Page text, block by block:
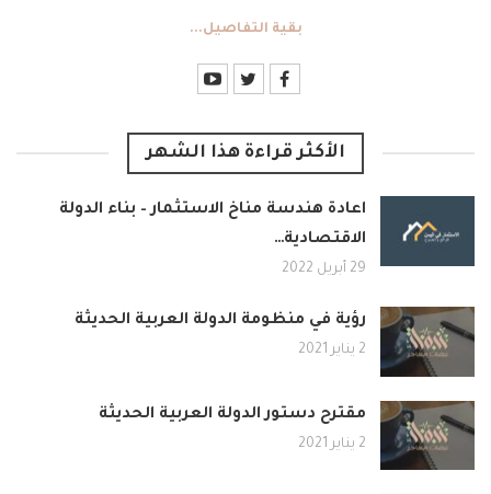
بقية التفاصيل...
الأكثر قراءة هذا الشهر
اعادة هندسة مناخ الاستثمار – بناء الدولة
الاقتصادية…
29 أبريل 2022
رؤية في منظومة الدولة العربية الحديثة
2 يناير 2021
مقترح دستور الدولة العربية الحديثة
2 يناير 2021